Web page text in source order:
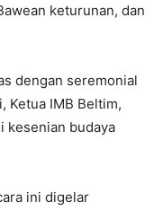
keturunan, dan
dengan seremonial
Ketua IMB Beltim,
kesenian budaya
ini digelar